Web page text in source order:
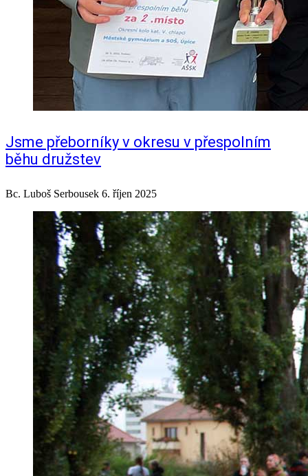
Jsme přeborníky v okresu v přespolním
běhu družstev
Bc. Luboš Serbousek 6. říjen 2025